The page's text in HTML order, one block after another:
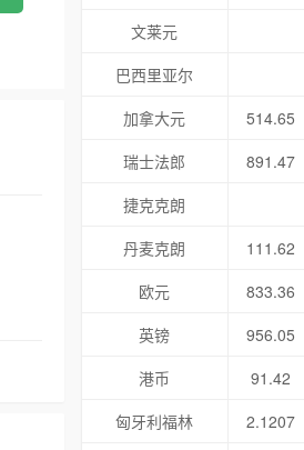
文莱元
巴西里亚尔
加拿大元
514.65
瑞士法郎
891.47
捷克克朗
丹麦克朗
111.62
欧元
833.36
英镑
956.05
港币
91.42
匈牙利福林
2.1207